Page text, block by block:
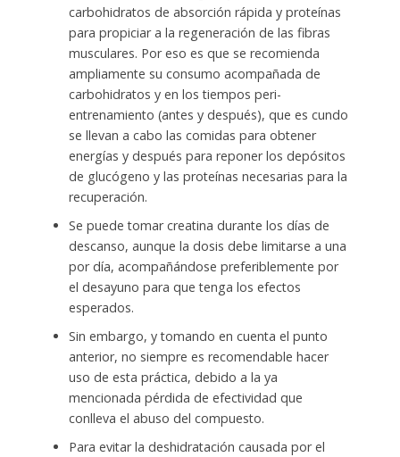
carbohidratos de absorción rápida y proteínas
para propiciar a la regeneración de las fibras
musculares. Por eso es que se recomienda
ampliamente su consumo acompañada de
carbohidratos y en los tiempos peri-
entrenamiento (antes y después), que es cundo
se llevan a cabo las comidas para obtener
energías y después para reponer los depósitos
de glucógeno y las proteínas necesarias para la
recuperación.
Se puede tomar creatina durante los días de
descanso, aunque la dosis debe limitarse a una
por día, acompañándose preferiblemente por
el desayuno para que tenga los efectos
esperados.
Sin embargo, y tomando en cuenta el punto
anterior, no siempre es recomendable hacer
uso de esta práctica, debido a la ya
mencionada pérdida de efectividad que
conlleva el abuso del compuesto.
Para evitar la deshidratación causada por el